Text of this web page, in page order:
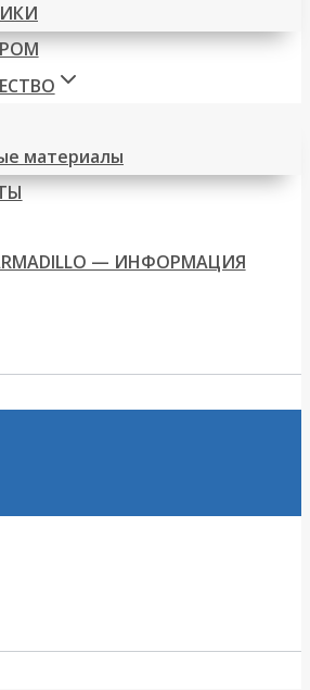
материалы
— ИНФОРМАЦИЯ